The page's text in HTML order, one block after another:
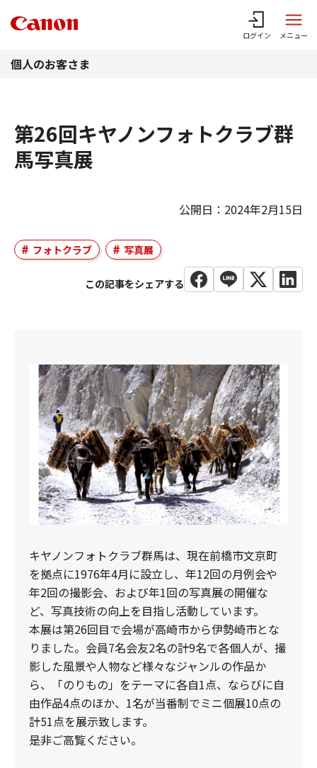
ログイン メニュー
個人のお客さま
第26回キヤノンフォトクラブ群
馬写真展
公開日：2024年2月15日
フォトクラブ 写真展
キヤノンフォトクラブ群馬は、現在前橋市文京町
を拠点に1976年4月に設立し、年12回の月例会や
年2回の撮影会、および年1回の写真展の開催な
ど、写真技術の向上を目指し活動しています。
本展は第26回目で会場が高崎市から伊勢崎市とな
りました。会員7名会友2名の計9名で各個人が、撮
影した風景や人物など様々なジャンルの作品か
ら、「のりもの」をテーマに各自1点、ならびに自
由作品4点のほか、1名が当番制でミニ個展10点の
計51点を展示致します。
是非ご高覧ください。